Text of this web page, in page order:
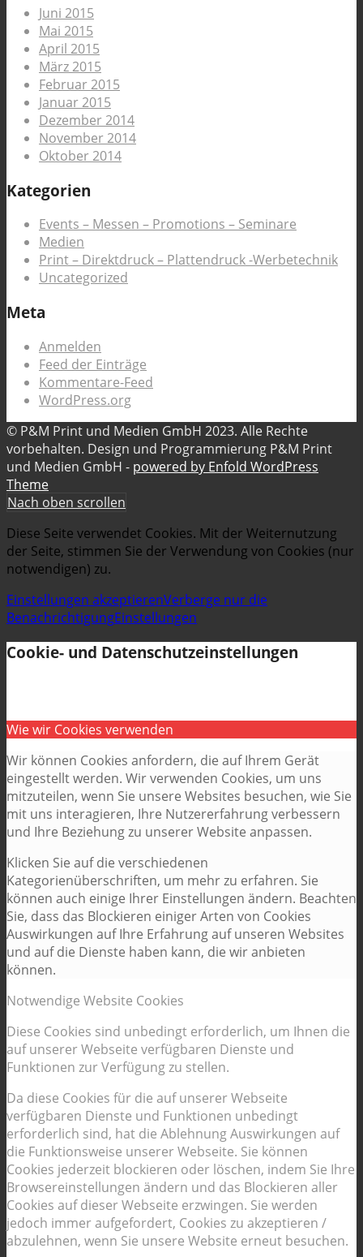
Juni 2015
Mai 2015
April 2015
März 2015
Februar 2015
Januar 2015
Dezember 2014
November 2014
Oktober 2014
Kategorien
Events – Messen – Promotions – Seminare
Medien
Print – Direktdruck – Plattendruck -Werbetechnik
Uncategorized
Meta
Anmelden
Feed der Einträge
Kommentare-Feed
WordPress.org
© P&M Print und Medien GmbH 2023. Alle Rechte
vorbehalten. Design und Programmierung P&M Print
und Medien GmbH - powered by Enfold WordPress
Theme
Nach oben scrollen
Diese Seite verwendet Cookies. Mit der Weiternutzung
der Seite, stimmen Sie der Verwendung von Cookies (nur
notwendigen) zu.
Einstellungen akzeptierenVerberge nur die
BenachrichtigungEinstellungen
Cookie- und Datenschutzeinstellungen
Wie wir Cookies verwenden
Wir können Cookies anfordern, die auf Ihrem Gerät
eingestellt werden. Wir verwenden Cookies, um uns
mitzuteilen, wenn Sie unsere Websites besuchen, wie Sie
mit uns interagieren, Ihre Nutzererfahrung verbessern
und Ihre Beziehung zu unserer Website anpassen.
Klicken Sie auf die verschiedenen
Kategorienüberschriften, um mehr zu erfahren. Sie
können auch einige Ihrer Einstellungen ändern. Beachten
Sie, dass das Blockieren einiger Arten von Cookies
Auswirkungen auf Ihre Erfahrung auf unseren Websites
und auf die Dienste haben kann, die wir anbieten
können.
Notwendige Website Cookies
Diese Cookies sind unbedingt erforderlich, um Ihnen die
auf unserer Webseite verfügbaren Dienste und
Funktionen zur Verfügung zu stellen.
Da diese Cookies für die auf unserer Webseite
verfügbaren Dienste und Funktionen unbedingt
erforderlich sind, hat die Ablehnung Auswirkungen auf
die Funktionsweise unserer Webseite. Sie können
Cookies jederzeit blockieren oder löschen, indem Sie Ihre
Browsereinstellungen ändern und das Blockieren aller
Cookies auf dieser Webseite erzwingen. Sie werden
jedoch immer aufgefordert, Cookies zu akzeptieren /
abzulehnen, wenn Sie unsere Website erneut besuchen.